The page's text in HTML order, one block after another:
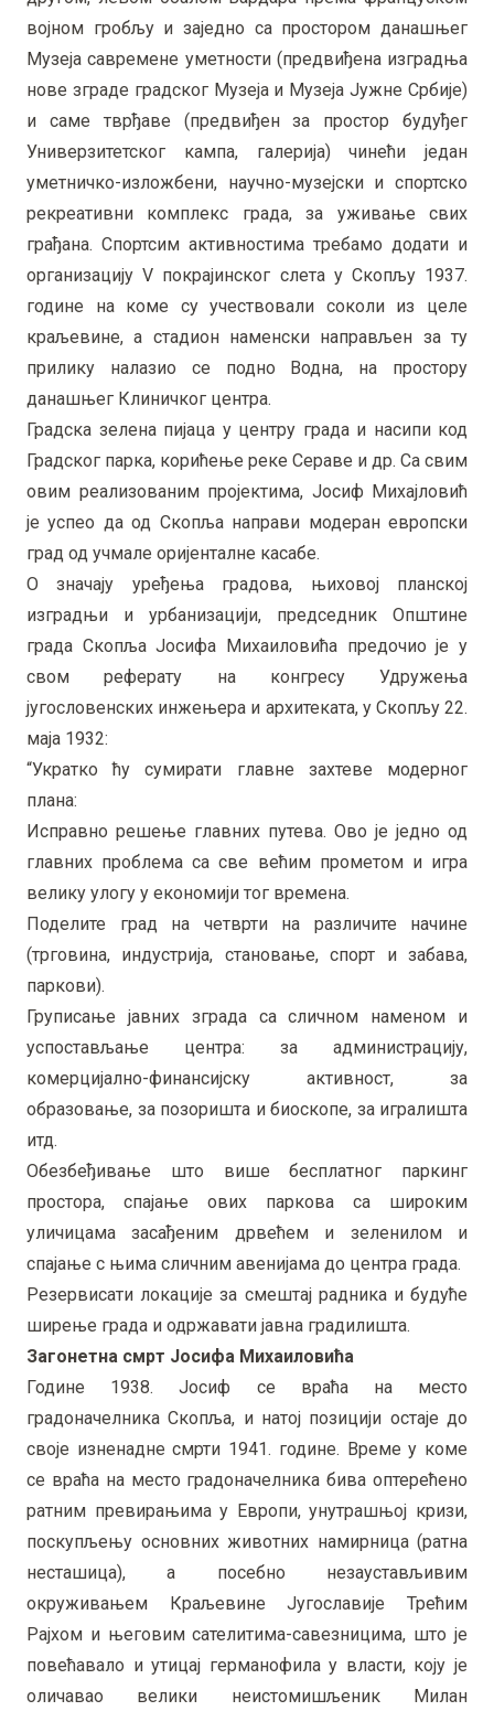
војном гробљу и заједно са простором данашњег
Музеја савремене уметности (предвиђена изградња
нове зграде градског Музеја и Музеја Јужне Србије)
и саме тврђаве (предвиђен за простор будуђег
Универзитетског кампа, галерија) чинећи један
уметничко-изложбени, научно-музејски и спортско
рекреативни комплекс града, за уживање свих
грађана. Спортсим активностима требамо додати и
организацију V покрајинског слета у Скопљу 1937.
године на коме су учествовали соколи из целе
краљевине, а стадион наменски направљен за ту
прилику налазио се подно Водна, на простору
данашњег Клиничког центра.
Градска зелена пијаца у центру града и насипи код
Градског парка, корићење реке Сераве и др. Са свим
овим реализованим пројектима, Јосиф Михајловић
је успео да од Скопља направи модеран европски
град од учмале оријенталне касабе.
О значају уређења градова, њиховој планској
изградњи и урбанизацији, председник Општине
града Скопља Јосифа Михаиловића предочио је у
свом реферату на конгресу Удружења
југословенских инжењера и архитеката, у Скопљу 22.
маја 1932:
“Укратко ћу сумирати главне захтеве модерног
плана:
Исправно решење главних путева. Ово је једно од
главних проблема са све већим прометом и игра
велику улогу у економији тог времена.
Поделите град на четврти на различите начине
(трговина, индустрија, становање, спорт и забава,
паркови).
Груписање јавних зграда са сличном наменом и
успостављање центра: за администрацију,
комерцијално-финансијску активност, за
образовање, за позоришта и биоскопе, за игралишта
итд.
Обезбеђивање што више бесплатног паркинг
простора, спајање ових паркова са широким
уличицама засађеним дрвећем и зеленилом и
спајање с њима сличним авенијама до центра града.
Резервисати локације за смештај радника и будуће
ширење града и одржавати јавна градилишта.
Загонетна смрт Јосифа Михаиловића
Године 1938. Јосиф се враћа на место
градоначелника Скопља, и натој позицији остаје до
своје изненадне смрти 1941. године. Време у коме
се враћа на место градоначелника бива оптерећено
ратним превирањима у Европи, унутрашњој кризи,
поскупљењу основних животних намирница (ратна
несташица), а посебно незаустављивим
окруживањем Краљевине Југославије Трећим
Рајхом и његовим сателитима-савезницима, што је
повећавало и утицај германофила у власти, коју је
оличавао велики неистомишљеник Милан